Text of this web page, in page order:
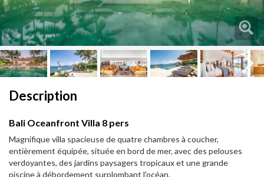
Description
Bali Oceanfront Villa 8 pers
Magnifique villa spacieuse de quatre chambres à coucher,
entièrement équipée, située en bord de mer, avec des pelouses
verdoyantes, des jardins paysagers tropicaux et une grande
piscine à débordement surplombant l'océan.